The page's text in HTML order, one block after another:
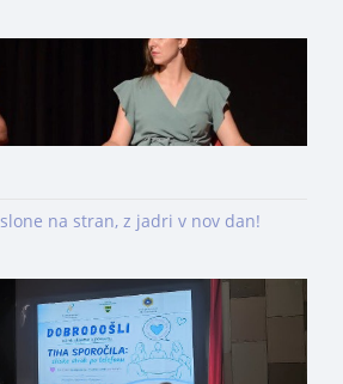
na stran, z jadri v nov dan!